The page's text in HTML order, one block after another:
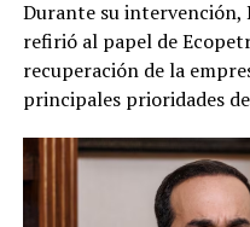
Durante su intervención,
refirió al papel de
recuperación de la
principales prioridades